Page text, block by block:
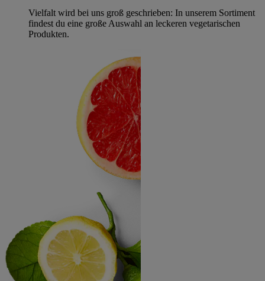
Vielfalt wird bei uns groß geschrieben: In unserem Sortiment
findest du eine große Auswahl an leckeren vegetarischen
Produkten.